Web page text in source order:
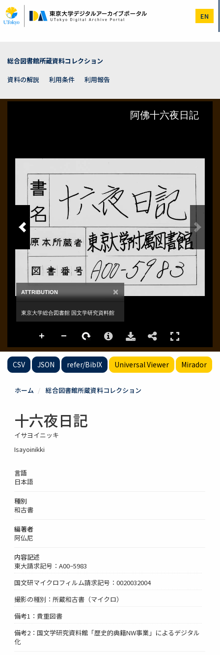
イ
ン
EN
総合図書館所蔵資料コレクション
資料の解説
利用条件 利用報告
CSV JSON refer/BibIX Universal Viewer Mirador
ホーム 総合図書館所蔵資料コレクション
十六夜日記
イサヨイニッキ
Isayoinikki
言語
日本語
種別
和古書
編著者
阿仏尼
内容記述
東大請求記号：A00−5983
国文研マイクロフィルム請求記号：0020032004
撮影の種別：所蔵和古書（マイクロ）
備考1：貴重図書
備考2：国文学研究資料館「歴史的典籍NW事業」によるデジタル
化